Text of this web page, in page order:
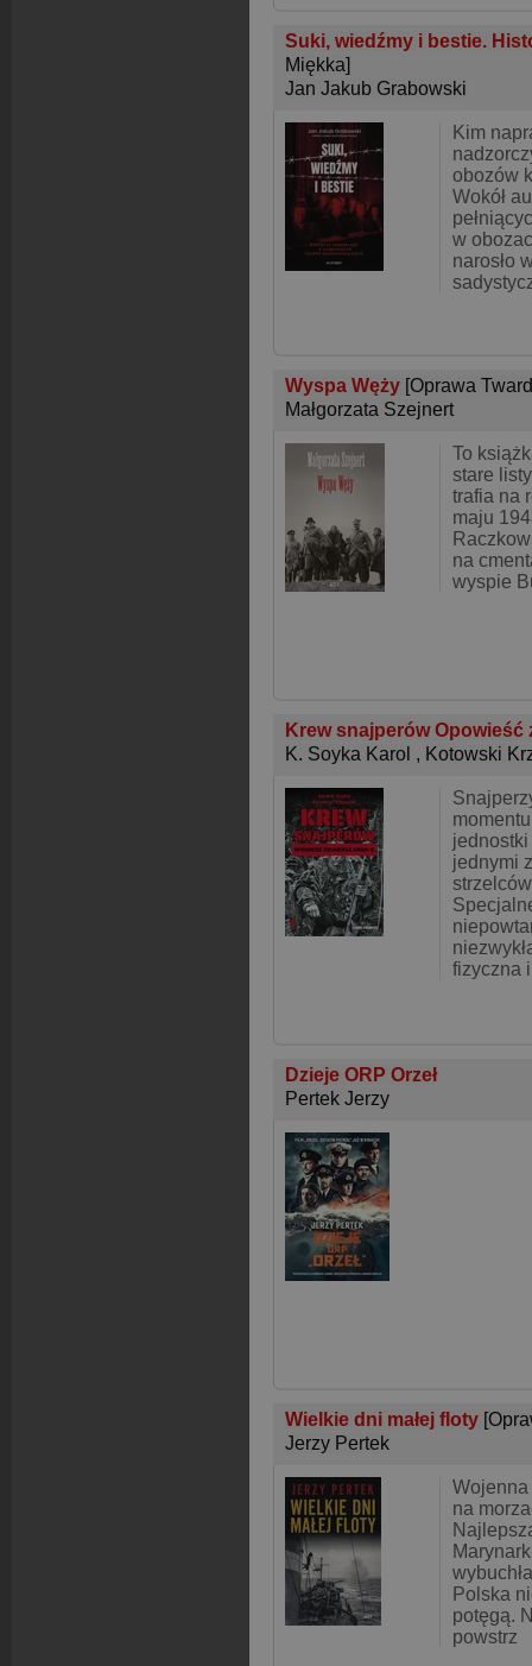
Suki, wiedźmy i bestie.
Miękka]
Jan Jakub Grabowski
Kim
obozów
Wokół
w
narosło
Wyspa Węży [Oprawa
Małgorzata Szejnert
To
stare
trafia na
maju
na
wyspie
Krew snajperów Opowieść
K. Soyka Karol , Kotowski
jednymi
fizyczna
Dzieje ORP Orzeł
Pertek Jerzy
Wielkie dni małej floty
Jerzy Pertek
na
Polska
potęgą.
powstrz